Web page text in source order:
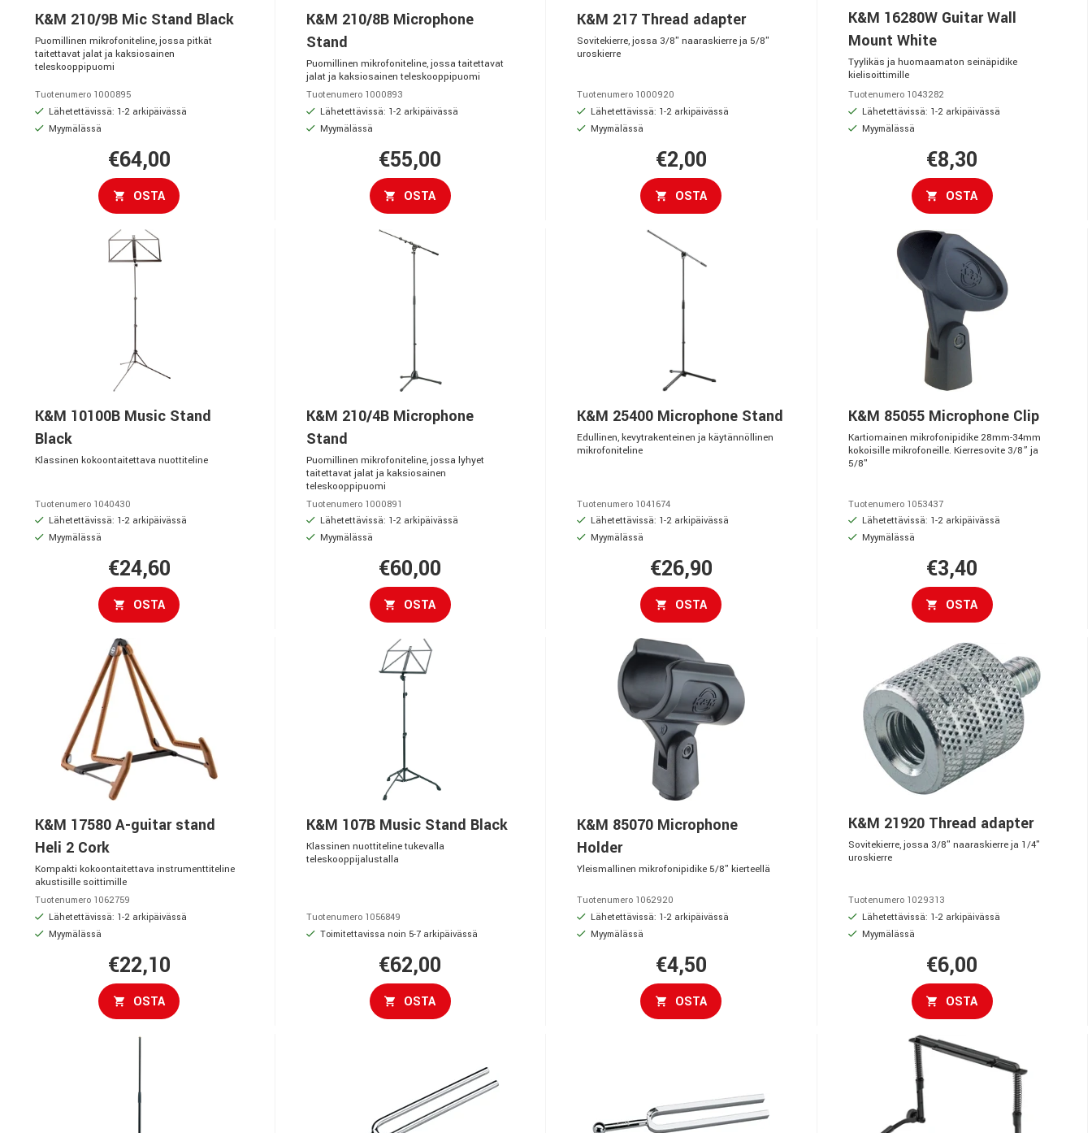
K&M 210/9B Mic Stand Black
Puomillinen mikrofoniteline, jossa pitkät
taitettavat jalat ja kaksiosainen
teleskooppipuomi
Tuotenumero 1000895
Lähetettävissä: 1-2 arkipäivässä
Myymälässä
€64,00
OSTA
K&M 210/8B Microphone
Stand
Puomillinen mikrofoniteline, jossa taitettavat
jalat ja kaksiosainen teleskooppipuomi
Tuotenumero 1000893
Lähetettävissä: 1-2 arkipäivässä
Myymälässä
€55,00
OSTA
K&M 217 Thread adapter
Sovitekierre, jossa 3/8" naaraskierre ja 5/8"
uroskierre
Tuotenumero 1000920
Lähetettävissä: 1-2 arkipäivässä
Myymälässä
€2,00
OSTA
K&M 16280W Guitar Wall
Mount White
Tyylikäs ja huomaamaton seinäpidike
kielisoittimille
Tuotenumero 1043282
Lähetettävissä: 1-2 arkipäivässä
Myymälässä
€8,30
OSTA
K&M 10100B Music Stand
Black
Klassinen kokoontaitettava nuottiteline
Tuotenumero 1040430
Lähetettävissä: 1-2 arkipäivässä
Myymälässä
€24,60
OSTA
K&M 210/4B Microphone
Stand
Puomillinen mikrofoniteline, jossa lyhyet
taitettavat jalat ja kaksiosainen
teleskooppipuomi
Tuotenumero 1000891
Lähetettävissä: 1-2 arkipäivässä
Myymälässä
€60,00
OSTA
K&M 25400 Microphone Stand
Edullinen, kevytrakenteinen ja käytännöllinen
mikrofoniteline
Tuotenumero 1041674
Lähetettävissä: 1-2 arkipäivässä
Myymälässä
€26,90
OSTA
K&M 85055 Microphone Clip
Kartiomainen mikrofonipidike 28mm-34mm
kokoisille mikrofoneille. Kierresovite 3/8” ja
5/8"
Tuotenumero 1053437
Lähetettävissä: 1-2 arkipäivässä
Myymälässä
€3,40
OSTA
K&M 17580 A-guitar stand
Heli 2 Cork
Kompakti kokoontaitettava instrumenttiteline
akustisille soittimille
Tuotenumero 1062759
Lähetettävissä: 1-2 arkipäivässä
Myymälässä
€22,10
OSTA
K&M 107B Music Stand Black
Klassinen nuottiteline tukevalla
teleskooppijalustalla
Tuotenumero 1056849
Toimitettavissa noin 5-7 arkipäivässä
€62,00
OSTA
K&M 85070 Microphone
Holder
Yleismallinen mikrofonipidike 5/8" kierteellä
Tuotenumero 1062920
Lähetettävissä: 1-2 arkipäivässä
Myymälässä
€4,50
OSTA
K&M 21920 Thread adapter
Sovitekierre, jossa 3/8" naaraskierre ja 1/4"
uroskierre
Tuotenumero 1029313
Lähetettävissä: 1-2 arkipäivässä
Myymälässä
€6,00
OSTA